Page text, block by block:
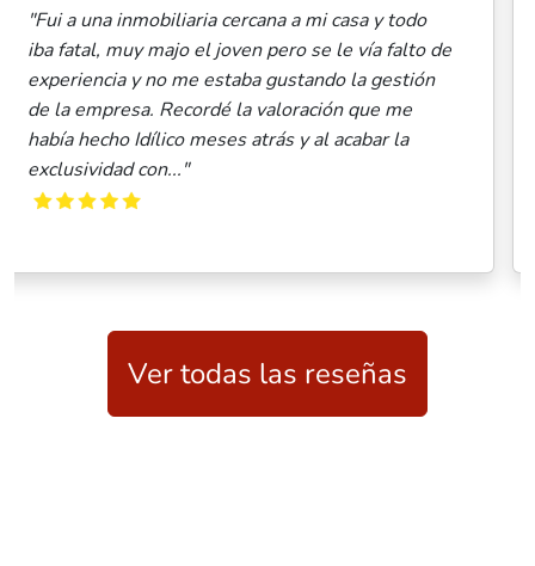
"Desde el primer contacto, todo
trato hacia mi, las fotos y vídeo realizado para
anuncios en las diferentes plataforma
inmobiliaria, la dedicación a la puesta en venta
del piso y el número de visitas con los posible
compradores. Todo..."
Ver todas las reseñas